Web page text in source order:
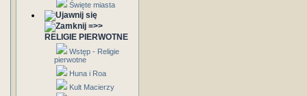
Święte miasta
=>>
RELIGIE PIERWOTNE
Wstęp - Religie
pierwotne
Huna i Roa
Kult Macierzy